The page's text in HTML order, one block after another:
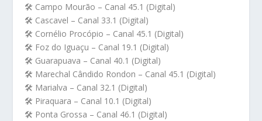
🛠️ Campo Mourão – Canal 45.1 (Digital)
🛠️ Cascavel – Canal 33.1 (Digital)
🛠️ Cornélio Procópio – Canal 45.1 (Digital)
🛠️ Foz do Iguaçu – Canal 19.1 (Digital)
🛠️ Guarapuava – Canal 40.1 (Digital)
🛠️ Marechal Cândido Rondon – Canal 45.1 (Digital)
🛠️ Marialva – Canal 32.1 (Digital)
🛠️ Piraquara – Canal 10.1 (Digital)
🛠️ Ponta Grossa – Canal 46.1 (Digital)